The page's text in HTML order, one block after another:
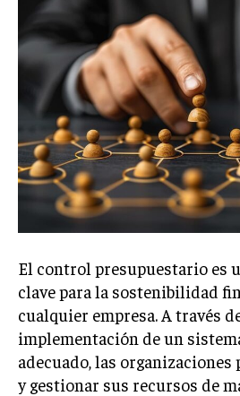
SUBSCRIBE
Welcome to Liberty Case
We have a curated list of the most
across the globe. With any
exclusive articles that let you
Your Profile
NEWS LIFESTYLE PUBLIC
El control presupuestario es
clave para la sostenibilidad
cualquier empresa. A través
implementación de un
adecuado, las
y gestionar sus recursos de